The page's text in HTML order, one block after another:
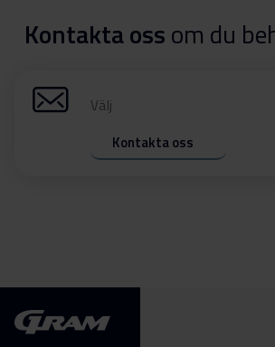
Kontakta ossom du
Välj
Kontakta oss